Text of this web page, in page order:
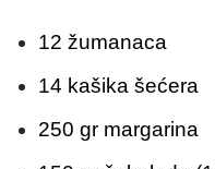
12 žumanaca
14 kašika šećera
250 gr margarina